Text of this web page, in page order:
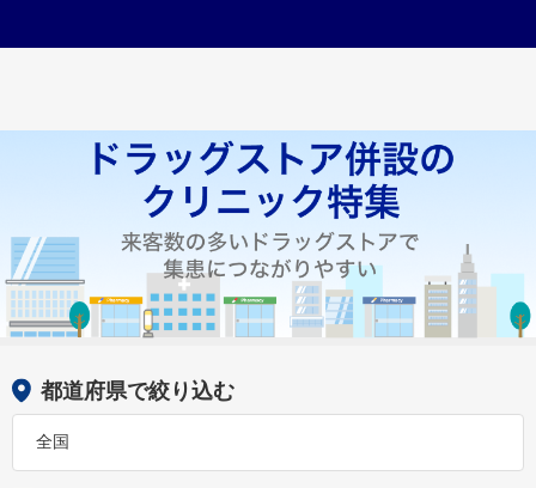
都道府県で絞り込む
全国